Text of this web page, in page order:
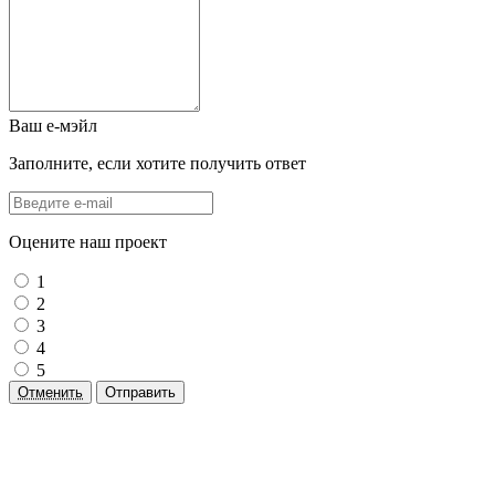
Ваш е-мэйл
Заполните, если хотите получить ответ
Оцените наш проект
1
2
3
4
5
Отменить Отправить